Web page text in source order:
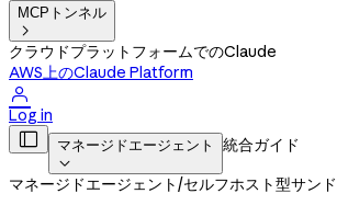
MCPトンネル

クラウドプラットフォームでのClaude
AWS上のClaude Platform

Log in
 マネージドエージェント

統合ガイド
マネージドエージェント/セルフホスト型サン